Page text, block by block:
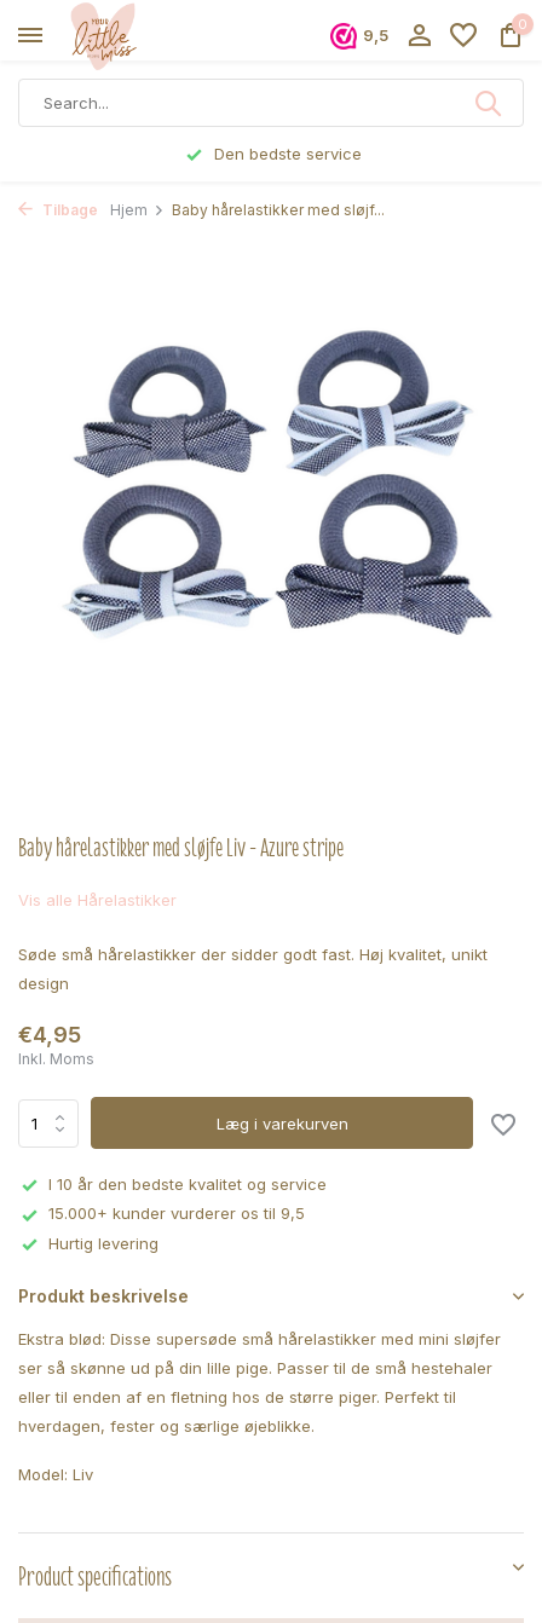
9,5
0
Den bedste service
Tilbage Hjem Baby hårelastikker med sløjf...
Baby hårelastikker med sløjfe Liv - Azure stripe
Vis alle Hårelastikker
Søde små hårelastikker der sidder godt fast. Høj kvalitet, unikt
design
€4,95
Inkl. Moms
Læg i varekurven
I 10 år den bedste kvalitet og service
15.000+ kunder vurderer os til 9,5
Hurtig levering
Produkt beskrivelse
Ekstra blød: Disse supersøde små hårelastikker med mini sløjfer
ser så skønne ud på din lille pige. Passer til de små hestehaler
eller til enden af en fletning hos de større piger. Perfekt til
hverdagen, fester og særlige øjeblikke.
Model: Liv
Product specifications